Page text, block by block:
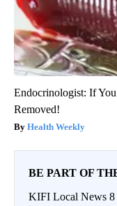
Endocrinologist: If
Removed!
Health Weekly
BE PART OF
KIFI Local News 8